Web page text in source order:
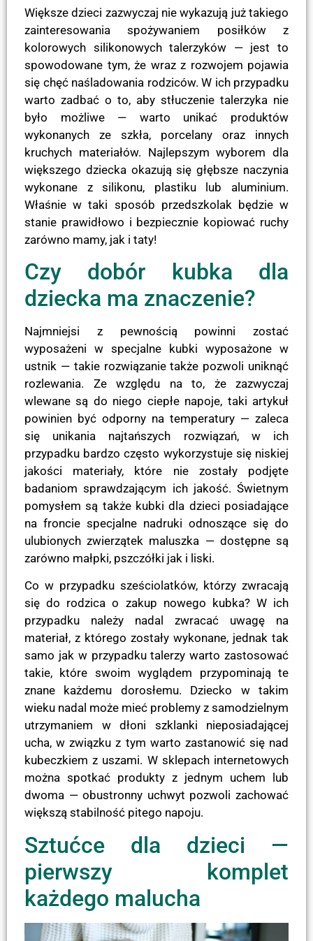
Większe dzieci zazwyczaj nie wykazują już takiego
zainteresowania spożywaniem posiłków z
kolorowych silikonowych talerzyków — jest to
spowodowane tym, że wraz z rozwojem pojawia
się chęć naśladowania rodziców. W ich przypadku
warto zadbać o to, aby stłuczenie talerzyka nie
było możliwe — warto unikać produktów
wykonanych ze szkła, porcelany oraz innych
kruchych materiałów. Najlepszym wyborem dla
większego dziecka okazują się głębsze naczynia
wykonane z silikonu, plastiku lub aluminium.
Właśnie w taki sposób przedszkolak będzie w
stanie prawidłowo i bezpiecznie kopiować ruchy
zarówno mamy, jak i taty!
Czy dobór kubka dla
dziecka ma znaczenie?
Najmniejsi z pewnością powinni zostać
wyposażeni w specjalne kubki wyposażone w
ustnik — takie rozwiązanie także pozwoli uniknąć
rozlewania. Ze względu na to, że zazwyczaj
wlewane są do niego ciepłe napoje, taki artykuł
powinien być odporny na temperatury — zaleca
się unikania najtańszych rozwiązań, w ich
przypadku bardzo często wykorzystuje się niskiej
jakości materiały, które nie zostały podjęte
badaniom sprawdzającym ich jakość. Świetnym
pomysłem są także kubki dla dzieci posiadające
na froncie specjalne nadruki odnoszące się do
ulubionych zwierzątek maluszka — dostępne są
zarówno małpki, pszczółki jak i liski.
Co w przypadku sześciolatków, którzy zwracają
się do rodzica o zakup nowego kubka? W ich
przypadku należy nadal zwracać uwagę na
materiał, z którego zostały wykonane, jednak tak
samo jak w przypadku talerzy warto zastosować
takie, które swoim wyglądem przypominają te
znane każdemu dorosłemu. Dziecko w takim
wieku nadal może mieć problemy z samodzielnym
utrzymaniem w dłoni szklanki nieposiadającej
ucha, w związku z tym warto zastanowić się nad
kubeczkiem z uszami. W sklepach internetowych
można spotkać produkty z jednym uchem lub
dwoma — obustronny uchwyt pozwoli zachować
większą stabilność pitego napoju.
Sztućce dla dzieci —
pierwszy komplet
każdego malucha